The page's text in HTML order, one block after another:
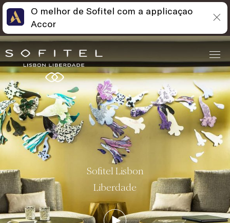
Sofitel Lisbon
Liberdade
O melhor de Sofitel com a applicaçao
Accor